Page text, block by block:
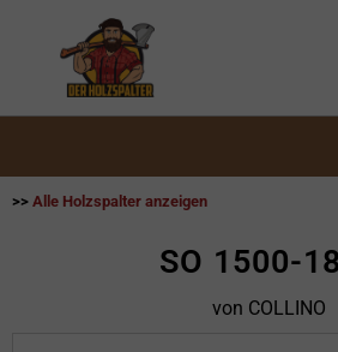
>> Alle Holzspalter anzeigen
SO 1500-
von COLLINO